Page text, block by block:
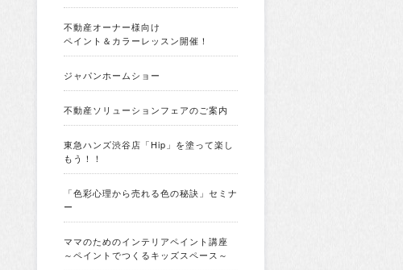
不動産オーナー様向け
ペイント＆カラーレッスン開催！
ジャパンホームショー
不動産ソリューションフェアのご案内
東急ハンズ渋谷店「Hip」を塗って楽し
もう！！
「色彩心理から売れる色の秘訣」セミナ
ー
ママのためのインテリアペイント講座
～ペイントでつくるキッズスペース～